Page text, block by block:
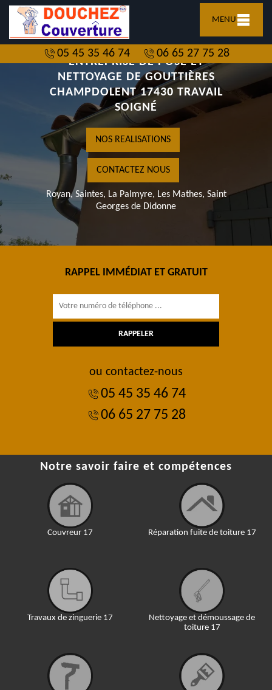
MENU
05 45 35 46 74 06 65 27 75 28
ENTREPRISE DE POSE ET
NETTOYAGE DE GOUTTIÈRES
CHAMPDOLENT 17430 TRAVAIL
SOIGNÉ
NOS REALISATIONS
CONTACTEZ NOUS
Royan, Saintes, La Palmyre, Les Mathes, Saint
Georges de Didonne
RAPPEL IMMÉDIAT ET GRATUIT
ou contactez-nous
05 45 35 46 74
06 65 27 75 28
Notre savoir faire et compétences
Couvreur 17
Travaux de zinguerie 17
Réparation fuite de toiture 17
Nettoyage et démoussage de
toiture 17